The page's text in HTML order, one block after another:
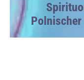
Polnischer